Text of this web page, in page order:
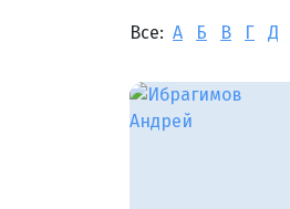
Все: А Б В Г Д